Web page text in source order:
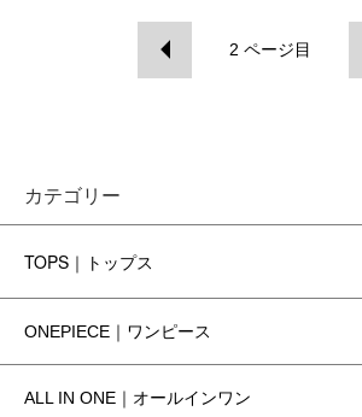
2 ページ目
カテゴリー
TOPS｜トップス
ONEPIECE｜ワンピース
ALL IN ONE｜オールインワン